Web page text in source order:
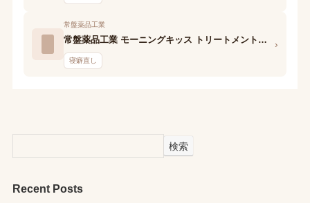
常盤薬品工業
常盤薬品工業 モーニングキッス トリートメントヘアミスト 01 お目覚めシャボンの香り
寝癖直し
›
検索
Recent Posts